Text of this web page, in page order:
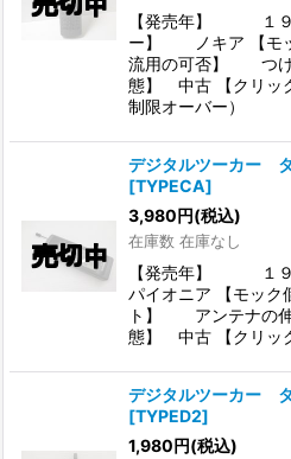
【発売年】 １９
ー】 ノキア 【モ
流用の可否】 つけ
態】 中古 【クリッ
制限オーバー）
デジタルツーカー
[TYPECA]
3,980円(税込)
在庫数 在庫なし
【発売年】 １
パイオニア 【モッ
ト】 アンテナの伸
態】 中古 【クリッ
デジタルツーカー
[TYPED2]
1,980円(税込)